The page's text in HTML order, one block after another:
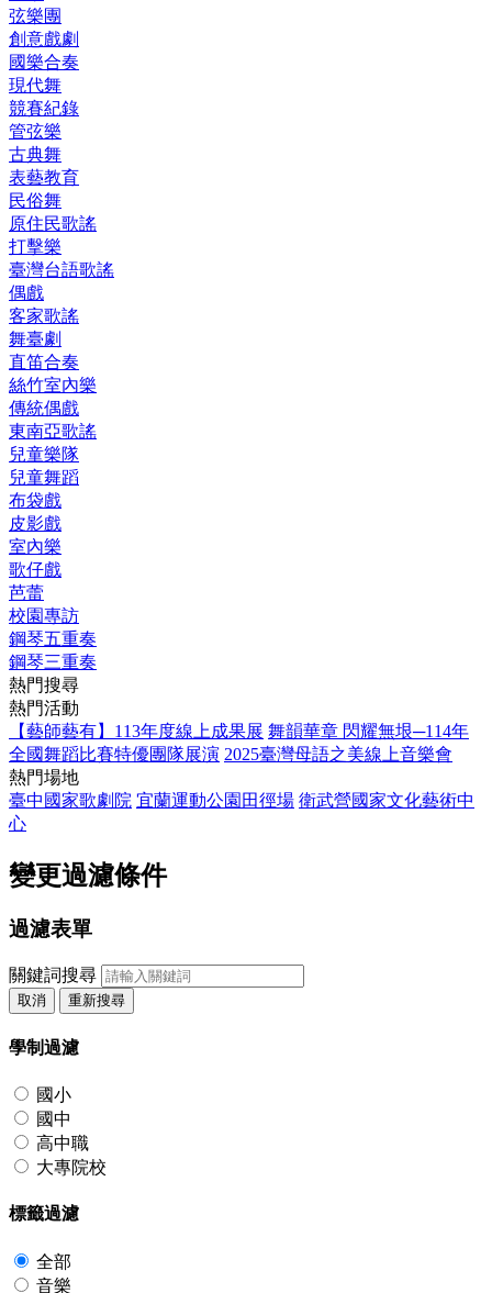
弦樂團
創意戲劇
國樂合奏
現代舞
競賽紀錄
管弦樂
古典舞
表藝教育
民俗舞
原住民歌謠
打擊樂
臺灣台語歌謠
偶戲
客家歌謠
舞臺劇
直笛合奏
絲竹室內樂
傳統偶戲
東南亞歌謠
兒童樂隊
兒童舞蹈
布袋戲
皮影戲
室內樂
歌仔戲
芭蕾
校園專訪
鋼琴五重奏
鋼琴三重奏
熱門搜尋
熱門活動
【藝師藝有】113年度線上成果展 舞韻華章 閃耀無垠─114年
全國舞蹈比賽特優團隊展演 2025臺灣母語之美線上音樂會
熱門場地
臺中國家歌劇院 宜蘭運動公園田徑場 衛武營國家文化藝術中
心
變更過濾條件
過濾表單
關鍵詞搜尋
取消 重新搜尋
學制過濾
國小
國中
高中職
大專院校
標籤過濾
全部
音樂